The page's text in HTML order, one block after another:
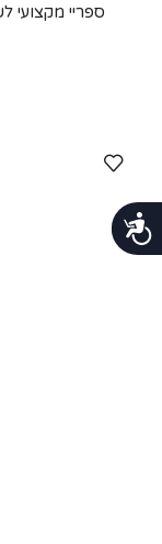
נגישות
ספריי מקצועי לשיער